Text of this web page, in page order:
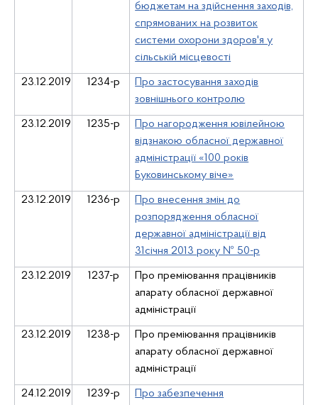
бюджетам на здійснення заходів,
спрямованих на розвиток
системи охорони здоров'я у
сільській місцевості
23.12.2019 1234-р
Про застосування заходів
зовнішнього контролю
23.12.2019 1235-р
Про нагородження ювілейною
відзнакою обласної державної
адміністрації «100 років
Буковинському віче»
23.12.2019 1236-р
Про внесення змін до
розпорядження обласної
державної адміністрації від
31січня 2013 року № 50-р
23.12.2019 1237-р
Про преміювання працівників
апарату обласної державної
адміністрації
23.12.2019 1238-р
Про преміювання працівників
апарату обласної державної
адміністрації
24.12.2019 1239-р Про забезпечення